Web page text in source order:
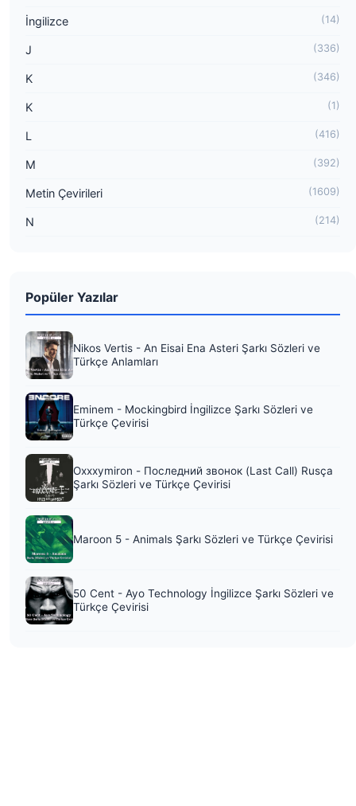
İngilizce (14)
J (336)
K (346)
K (1)
L (416)
M (392)
Metin Çevirileri (1609)
N (214)
Popüler Yazılar
Nikos Vertis - An Eisai Ena Asteri Şarkı Sözleri ve
Türkçe Anlamları
Eminem - Mockingbird İngilizce Şarkı Sözleri ve
Türkçe Çevirisi
Oxxxymiron - Последний звонок (Last Call) Rusça
Şarkı Sözleri ve Türkçe Çevirisi
Maroon 5 - Animals Şarkı Sözleri ve Türkçe Çevirisi
50 Cent - Ayo Technology İngilizce Şarkı Sözleri ve
Türkçe Çevirisi